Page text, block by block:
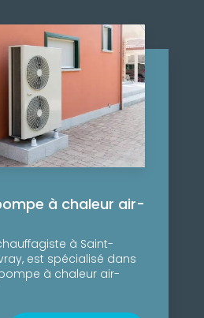
à chaleur air-
à Saint-
est spécialisé dans
à chaleur air-